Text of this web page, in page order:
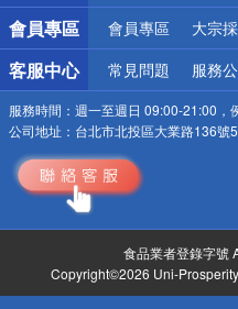
會員專區 會員專區 大宗
客服中心 常見問題 服務
服務時間： 週一至週日 09:00-21:00，
公司地址： 台北市北投區大業路136號
食品業者登錄字號
Copyright©2026 Uni-